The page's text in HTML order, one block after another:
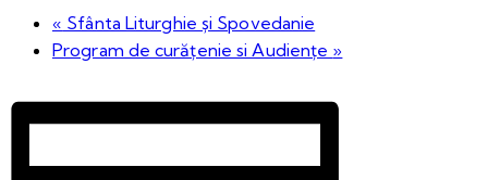
« Sfânta Liturghie și Spovedanie
Program de curățenie si Audiențe »